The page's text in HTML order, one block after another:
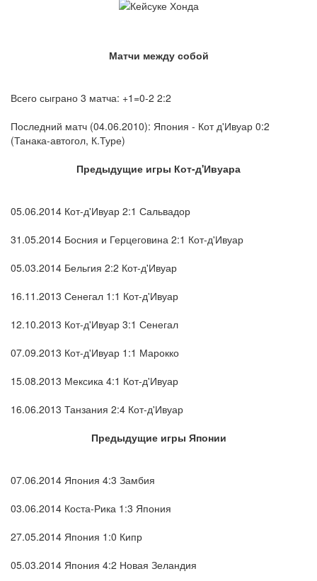
Матчи между собой
Всего сыграно 3 матча: +1=0-2 2:2
Последний матч (04.06.2010): Япония - Кот д'Ивуар 0:2
(Танака-автогол, К.Туре)
Предыдущие игры Кот-д'Ивуара
05.06.2014 Кот-д'Ивуар 2:1 Сальвадор
31.05.2014 Босния и Герцеговина 2:1 Кот-д'Ивуар
05.03.2014 Бельгия 2:2 Кот-д'Ивуар
16.11.2013 Сенегал 1:1 Кот-д'Ивуар
12.10.2013 Кот-д'Ивуар 3:1 Сенегал
07.09.2013 Кот-д'Ивуар 1:1 Марокко
15.08.2013 Мексика 4:1 Кот-д'Ивуар
16.06.2013 Танзания 2:4 Кот-д'Ивуар
Предыдущие игры Японии
07.06.2014 Япония 4:3 Замбия
03.06.2014 Коста-Рика 1:3 Япония
27.05.2014 Япония 1:0 Кипр
05.03.2014 Япония 4:2 Новая Зеландия